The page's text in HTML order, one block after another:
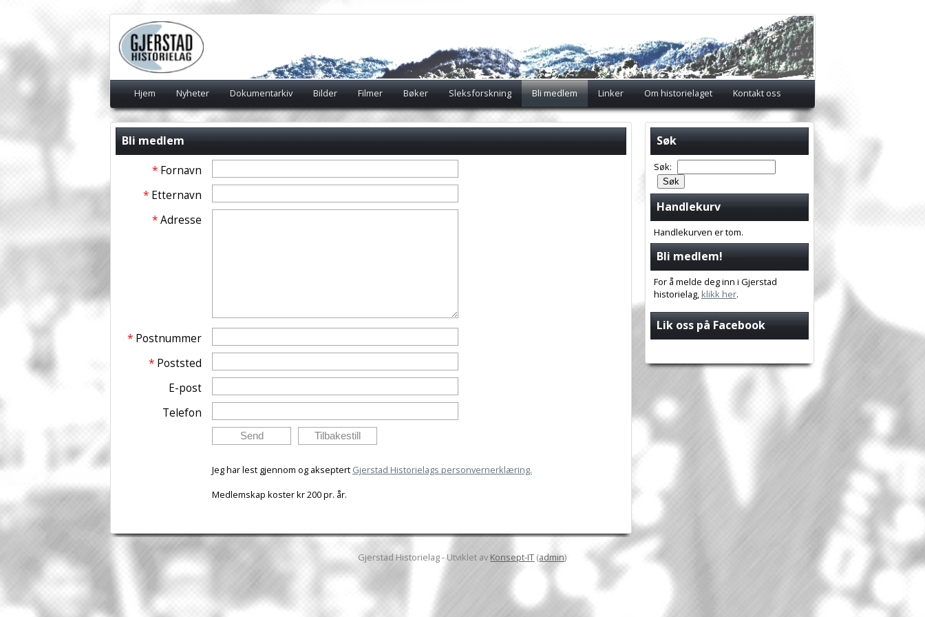
Hjem Nyheter Dokumentarkiv Bilder Filmer Bøker Sleksforskning Bli medlem Linker Om historielaget Kontakt oss
Bli medlem
* Fornavn
* Etternavn
*Adresse
* Postnummer
* Poststed
E-post
Telefon
Jeg har lest gjennom og akseptert Gjerstad Historielags personvernerklæring.
Medlemskap koster kr 200 pr. år.
Søk
Søk:
Handlekurv
Handlekurven er tom.
Bli medlem!
For å melde deg inn i Gjerstad
historielag, klikk her.
Lik oss på Facebook
Gjerstad Historielag - Utviklet av Konsept-IT (admin)